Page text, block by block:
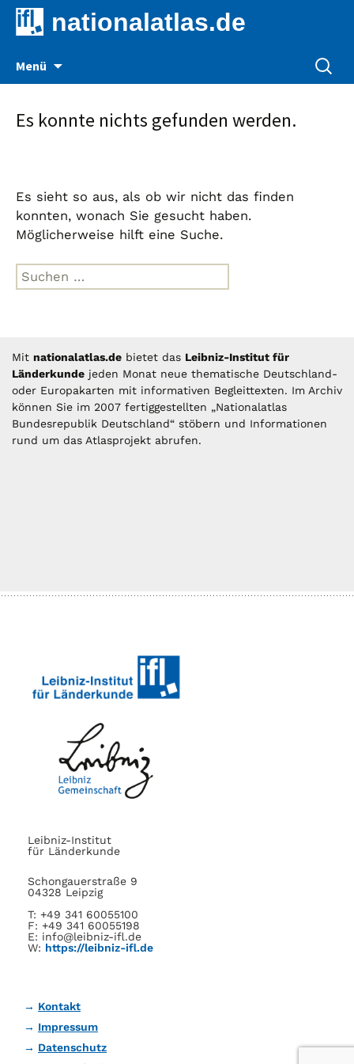
nationalatlas.de
Menü
Suche
nach:
Es konnte nichts gefunden werden.
Es sieht so aus, als ob wir nicht das finden
konnten, wonach Sie gesucht haben.
Möglicherweise hilft eine Suche.
Suche
nach:
Mit nationalatlas.de bietet das Leibniz-Institut für
Länderkunde jeden Monat neue thematische Deutschland-
oder Europakarten mit informativen Begleittexten. Im Archiv
können Sie im 2007 fertiggestellten „Nationalatlas
Bundesrepublik Deutschland“ stöbern und Informationen
rund um das Atlasprojekt abrufen.
Leibniz-Institut
für Länderkunde
Schongauerstraße 9
04328 Leipzig
T: +49 341 60055100
F: +49 341 60055198
E: info@leibniz-ifl.de
W: https://leibniz-ifl.de
Kontakt
Impressum
Datenschutz